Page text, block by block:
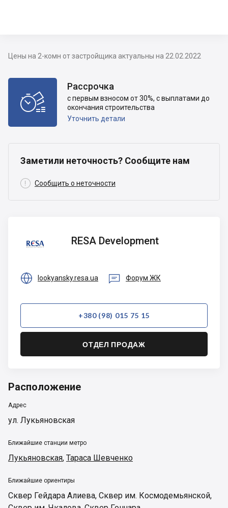
Цены на 2-комн от застройщика актуальны на 22.02.2022

Рассрочка
с первым взносом от 30%, с выплатами до
окончания строительства
Уточнить детали
Заметили неточность? Сообщите нам
 Сообщить о неточности
Development
RESA Development
 lookyansky.resa.ua  Форум ЖК
+380 (98) 015 75 15
ОТДЕЛ ПРОДАЖ
Расположение
Адрес
ул. Лукьяновская
Ближайшие станции метро
Лукьяновская, Тараса Шевченко
Ближайшие ориентиры
Сквер Гейдара Алиева, Сквер им. Космодемьянской,